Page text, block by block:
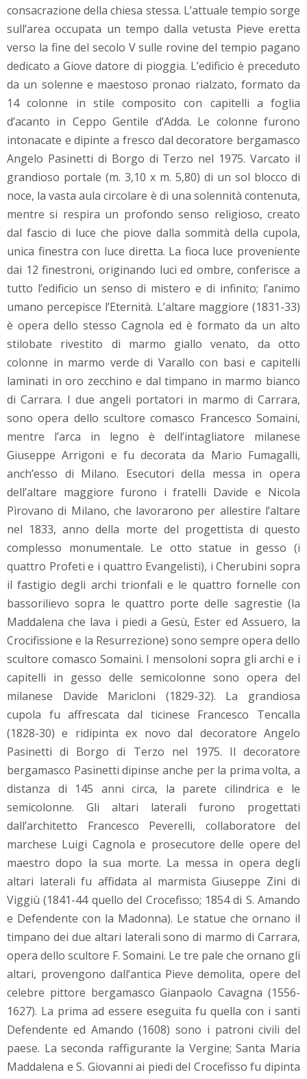
consacrazione della chiesa stessa. L’attuale tempio sorge
sull’area occupata un tempo dalla vetusta Pieve eretta
verso la fine del secolo V sulle rovine del tempio pagano
dedicato a Giove datore di pioggia. L’edificio è preceduto
da un solenne e maestoso pronao rialzato, formato da
14 colonne in stile composito con capitelli a foglia
d’acanto in Ceppo Gentile d’Adda. Le colonne furono
intonacate e dipinte a fresco dal decoratore bergamasco
Angelo Pasinetti di Borgo di Terzo nel 1975. Varcato il
grandioso portale (m. 3,10 x m. 5,80) di un sol blocco di
noce, la vasta aula circolare è di una solennità contenuta,
mentre si respira un profondo senso religioso, creato
dal fascio di luce che piove dalla sommità della cupola,
unica finestra con luce diretta. La fioca luce proveniente
dai 12 finestroni, originando luci ed ombre, conferisce a
tutto l’edificio un senso di mistero e di infinito; l’animo
umano percepisce l’Eternità. L’altare maggiore (1831-33)
è opera dello stesso Cagnola ed è formato da un alto
stilobate rivestito di marmo giallo venato, da otto
colonne in marmo verde di Varallo con basi e capitelli
laminati in oro zecchino e dal timpano in marmo bianco
di Carrara. I due angeli portatori in marmo di Carrara,
sono opera dello scultore comasco Francesco Somaini,
mentre l’arca in legno è dell’intagliatore milanese
Giuseppe Arrigoni e fu decorata da Mario Fumagalli,
anch’esso di Milano. Esecutori della messa in opera
dell’altare maggiore furono i fratelli Davide e Nicola
Pìrovano di Milano, che lavorarono per allestire l’altare
nel 1833, anno della morte del progettista di questo
complesso monumentale. Le otto statue in gesso (i
quattro Profeti e i quattro Evangelisti), i Cherubini sopra
il fastigio degli archi trionfali e le quattro fornelle con
bassorilievo sopra le quattro porte delle sagrestie (la
Maddalena che lava i piedi a Gesù, Ester ed Assuero, la
Crocifissione e la Resurrezione) sono sempre opera dello
scultore comasco Somaini. I mensoloni sopra gli archi e i
capitelli in gesso delle semicolonne sono opera del
milanese Davide Maricloni (1829-32). La grandiosa
cupola fu affrescata dal ticinese Francesco Tencalla
(1828-30) e ridipinta ex novo dal decoratore Angelo
Pasinetti di Borgo di Terzo nel 1975. Il decoratore
bergamasco Pasinetti dipinse anche per la prima volta, a
distanza di 145 anni circa, la parete cilindrica e le
semicolonne. Gli altari laterali furono progettati
dall’architetto Francesco Peverelli, collaboratore del
marchese Luigi Cagnola e prosecutore delle opere del
maestro dopo la sua morte. La messa in opera degli
altari laterali fu affidata al marmista Giuseppe Zini di
Viggiù (1841-44 quello del Crocefisso; 1854 di S. Amando
e Defendente con la Madonna). Le statue che ornano il
timpano dei due altari laterali sono di marmo di Carrara,
opera dello scultore F. Somaini. Le tre pale che ornano gli
altari, provengono dall’antica Pieve demolita, opere del
celebre pittore bergamasco Gianpaolo Cavagna (1556-
1627). La prima ad essere eseguita fu quella con i santi
Defendente ed Amando (1608) sono i patroni civili del
paese. La seconda raffigurante la Vergine; Santa Maria
Maddalena e S. Giovanni ai piedi del Crocefisso fu dipinta